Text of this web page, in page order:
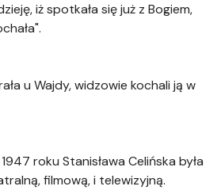
iż spotkała się już z Bogiem,
u Wajdy, widzowie kochali ją w
roku Stanisława Celińska była
filmową, i telewizyjną.